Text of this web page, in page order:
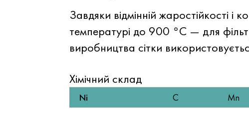
Завдяки відмінній жаростійкості і
температурі до 900 °C — для
виробництва сітки
Хімічний склад
Ni C Mn